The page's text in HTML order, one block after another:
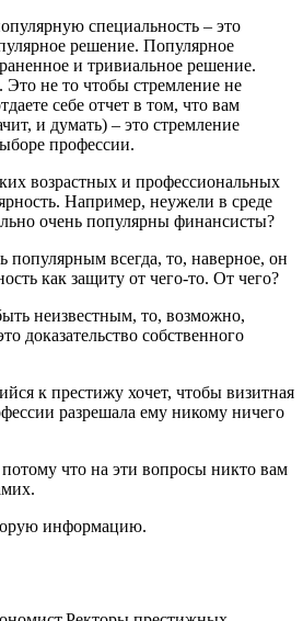
специальность – это
решение. Популярное
и тривиальное решение.
Это не то чтобы стремление не
себе отчет в том, что вам
и думать) – это стремление
профессии.
возрастных и профессиональных
Например, неужели в среде
очень популярны финансисты?
популярным всегда, то, наверное, он
как защиту от чего-то. От чего?
неизвестным, то, возможно,
доказательство собственного
к престижу хочет, чтобы визитная
разрешала ему никому ничего
потому что на эти вопросы никто вам
информацию.